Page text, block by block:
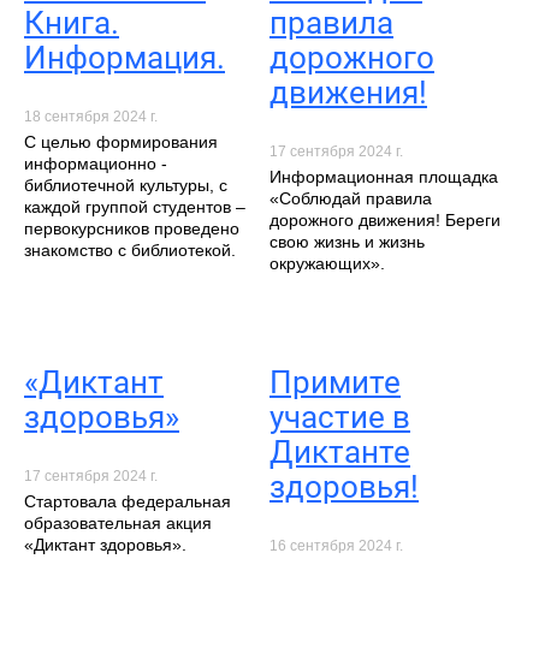
Книга.
Информация.
18 сентября 2024 г.
С целью формирования
информационно -
библиотечной культуры, с
каждой группой студентов –
первокурсников проведено
знакомство с библиотекой.
правила
дорожного
движения!
17 сентября 2024 г.
Информационная площадка
«Соблюдай правила
дорожного движения! Береги
свою жизнь и жизнь
окружающих».
«Диктант
здоровья»
17 сентября 2024 г.
Cтартовала федеральная
образовательная акция
«Диктант здоровья».
Примите
участие в
Диктанте
здоровья!
16 сентября 2024 г.